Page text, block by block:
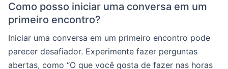
Como posso iniciar uma conversa em um
primeiro encontro?
Iniciar uma conversa em um primeiro encontro pode
parecer desafiador. Experimente fazer perguntas
abertas, como “O que você gosta de fazer nas horas